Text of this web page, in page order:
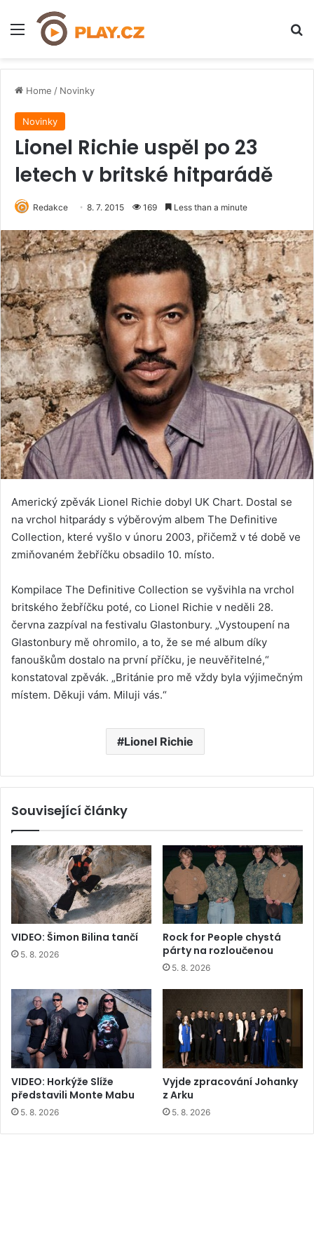
Menu
Home / Novinky
Novinky
Lionel Richie uspěl po 23
letech v britské hitparádě
Redakce 8. 7. 2015 169 Less than a minute
Americký zpěvák Lionel Richie dobyl UK Chart. Dostal se
na vrchol hitparády s výběrovým albem The Definitive
Collection, které vyšlo v únoru 2003, přičemž v té době ve
zmiňovaném žebříčku obsadilo 10. místo.
Kompilace The Definitive Collection se vyšvihla na vrchol
britského žebříčku poté, co Lionel Richie v neděli 28.
června zazpíval na festivalu Glastonbury. „Vystoupení na
Glastonbury mě ohromilo, a to, že se mé album díky
fanouškům dostalo na první příčku, je neuvěřitelné,“
konstatoval zpěvák. „Británie pro mě vždy byla výjimečným
místem. Děkuji vám. Miluji vás.“
Lionel Richie
Související články
VIDEO: Šimon Bilina tančí
5. 8. 2026
Rock for People chystá
párty na rozloučenou
5. 8. 2026
VIDEO: Horkýže Slíže
představili Monte Mabu
5. 8. 2026
Vyjde zpracování Johanky
z Arku
5. 8. 2026